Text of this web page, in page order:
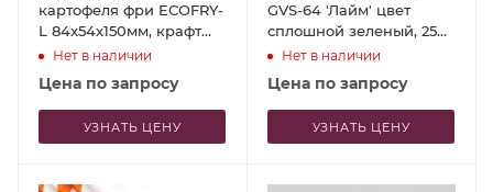
картофеля фри ECOFRY-
L 84x54x150мм, крафт
картон, 50шт
Нет в наличии
Цена по запросу
УЗНАТЬ ЦЕНУ
GVS-64 'Лайм' цвет
сплошной зеленый, 250
штНет в наличии
Цена по запросу
УЗНАТЬ ЦЕНУ